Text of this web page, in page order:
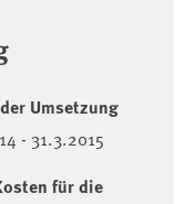
Umsetzung
- 31.3.2015
für die